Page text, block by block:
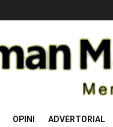
OPINI ADVERTORIAL